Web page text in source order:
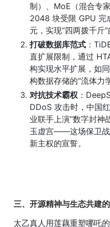
制）、MoE（混合专
2048 块受限 GPU 完
元，实现“四两拨千斤”
打破数据库范式 ：
直扩展限制，通过
构实现水平扩展，如
构数据存储的“流体力学
对抗技术霸权 ：
DDoS 攻击时，中国
业联手上演“数字封神
玉虚宫——这场保卫战
新主权的宣誓。
三、开源精神与生态共建
太乙真人用莲藕重塑哪吒